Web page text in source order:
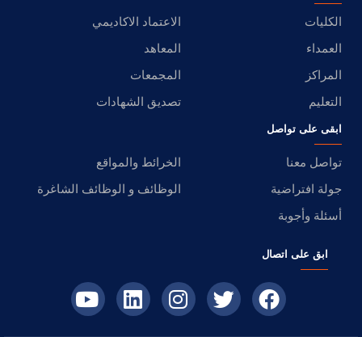
الكليات
الاعتماد الاكاديمي
العمداء
المعاهد
المراكز
المجمعات
التعليم
تصديق الشهادات
ابقى على تواصل
تواصل معنا
الخرائط والمواقع
جولة افتراضية
الوظائف و الوظائف الشاغرة
أسئلة وأجوبة
ابق على اتصال